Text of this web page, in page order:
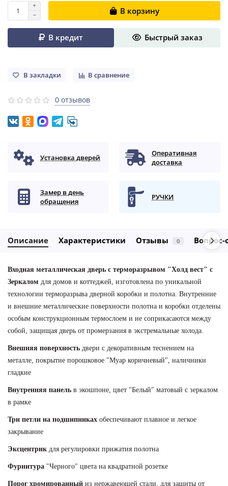
В корзину
В кредит Быстрый заказ
В закладки В сравнение
0 отзывов
Установка дверей
Оперативная
доставка
Замер в день
обращения
РУЧКИ
Описание Характеристики Отзывы 0 Вопрос-
Входная металлическая дверь с терморазрывом "Холд вест" с
Зеркалом для домов и коттеджей, изготовлена по уникальной
технологии терморазрыва дверной коробки и полотна. Внутренние
и внешние металлические поверхности полотна и коробки отделены
особым конструкционным термослоем и не соприкасаются между
собой, защищая дверь от промерзания в экстремальные холода.
Внешняя поверхность двери с декоративным теснением на
металле, покрытие порошковое "Муар коричневый", наличники
гладкие
Внутренняя панель в экошпоне, цвет "Белый" матовый с зеркалом
в рамке
Три петли на подшипниках обеспечивают плавное и легкое
закрывание
Эксцентрик для регулировки прижатия полотна
Фурнитура "Черного" цвета на квадратной розетке
Порог хромированный из нержавеющей стали, для защиты от